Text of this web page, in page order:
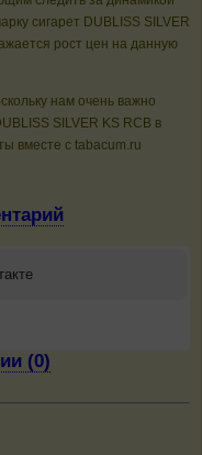
сигарет DUBLISS SILVER
рост цен на данную
нам очень важно
SILVER KS RCB в
вместе с tabacum.ru
(0)